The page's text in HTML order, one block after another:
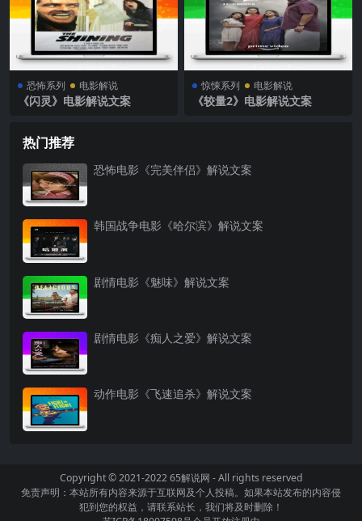
恐怖系列 电影解说
《闪灵》电影解说文案
惊悚系列 电影解说
《较量2》电影解说文案
热门推荐
恐怖电影《完美伴侣》解说文案
韩国战争电影《哈尔滨》解说文案
剧情电影《魅味》解说文案
剧情电影《痴人之爱》解说文案
动作电影《飞速追杀》解说文案
Copyright © 2021-202265解说网 - All rights reserved
免责声明：本站所有内容来源于互联网及个人投稿。如果本站发布的内容侵
犯到您的权益，请联系站长，我们将及时删除！